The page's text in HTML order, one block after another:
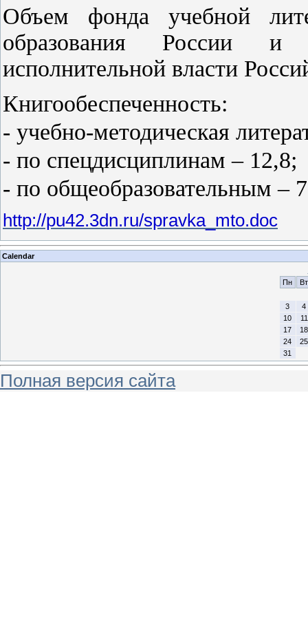
Объем фонда учебной
образования России и
исполнительной власти
Книгообеспеченность:
- учебно-методическая
- по спецдисциплинам – 12,8;
- по общеобразовательным –
http://pu42.3dn.ru/spravka_mto.doc
Calendar
Пн
Вт
3
4
10
11
17
18
24
25
31
Полная версия сайта